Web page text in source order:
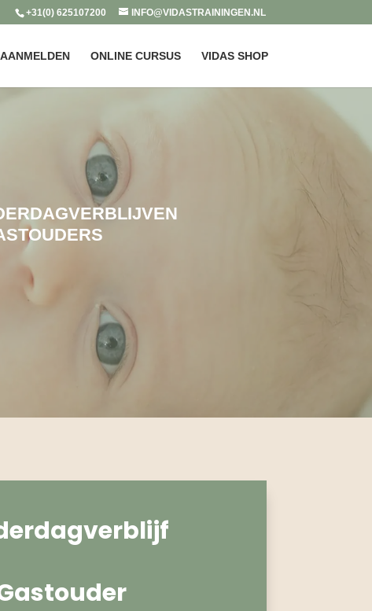
+31(0) 625107200 INFO@VIDASTRAININGEN.NL
AANMELDEN ONLINE CURSUS VIDAS SHOP